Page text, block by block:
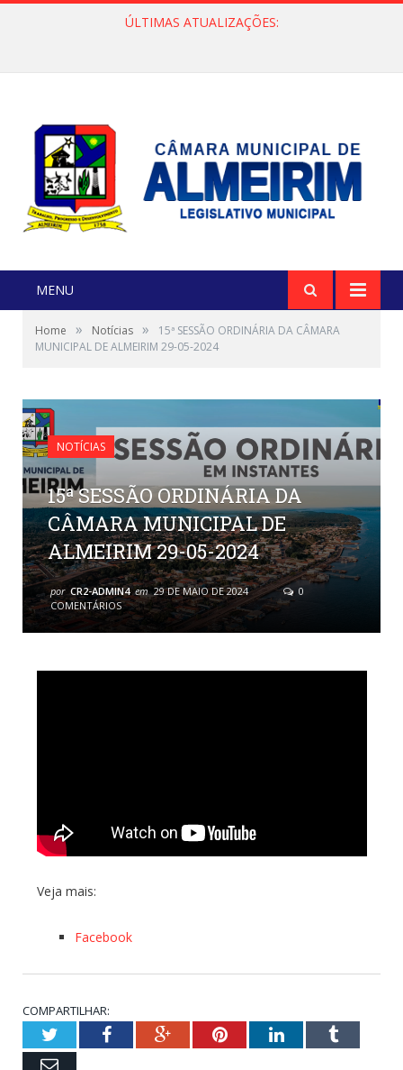
ÚLTIMAS ATUALIZAÇÕES:
MENU
Home » Notícias »
15ª SESSÃO ORDINÁRIA DA CÂMARA
MUNICIPAL DE ALMEIRIM 29-05-2024
NOTÍCIAS
15ª SESSÃO ORDINÁRIA DA
CÂMARA MUNICIPAL DE
ALMEIRIM 29-05-2024
por CR2-ADMIN4 em 29 DE MAIO DE 2024
0
COMENTÁRIOS
Veja mais:
Facebook
COMPARTILHAR:
TwitterFacebookGoogle+PinterestLinkedInTumblr
Email